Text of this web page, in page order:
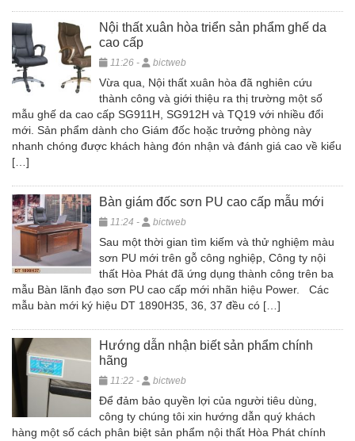
Nội thất xuân hòa triển sản phẩm ghế da
cao cấp
11:26 - bictweb
Vừa qua, Nội thất xuân hòa đã nghiên cứu
thành công và giới thiệu ra thị trường một số
mẫu ghế da cao cấp SG911H, SG912H và TQ19 với nhiều đổi
mới. Sản phẩm dành cho Giám đốc hoặc trưởng phòng này
nhanh chóng được khách hàng đón nhận và đánh giá cao về kiểu
[…]
Bàn giám đốc sơn PU cao cấp mẫu mới
11:24 - bictweb
Sau một thời gian tìm kiếm và thử nghiệm màu
sơn PU mới trên gỗ công nghiệp, Công ty nội
thất Hòa Phát đã ứng dụng thành công trên ba
mẫu Bàn lãnh đạo sơn PU cao cấp mới nhãn hiệu Power. Các
mẫu bàn mới ký hiệu DT 1890H35, 36, 37 đều có […]
Hướng dẫn nhận biết sản phẩm chính
hãng
11:22 - bictweb
Để đảm bảo quyền lợi của người tiêu dùng,
công ty chúng tôi xin hướng dẫn quý khách
hàng một số cách phân biệt sản phẩm nội thất Hòa Phát chính